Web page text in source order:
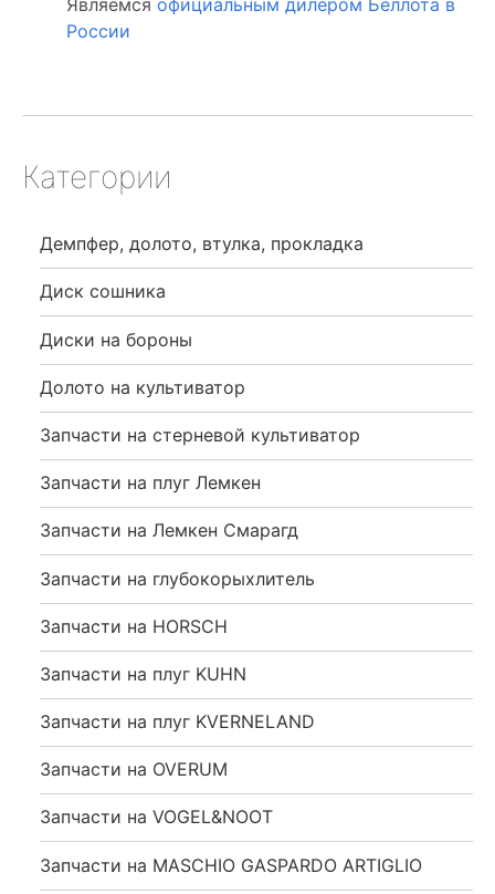
Являемся официальным дилером Беллота в
России
Категории
Демпфер, долото, втулка, прокладка
Диск сошника
Диски на бороны
Долото на культиватор
Запчасти на стерневой культиватор
Запчасти на плуг Лемкен
Запчасти на Лемкен Смарагд
Запчасти на глубокорыхлитель
Запчасти на HORSCH
Запчасти на плуг KUHN
Запчасти на плуг KVERNELAND
Запчасти на OVERUM
Запчасти на VOGEL&NOOT
Запчасти на MASCHIO GASPARDO ARTIGLIO